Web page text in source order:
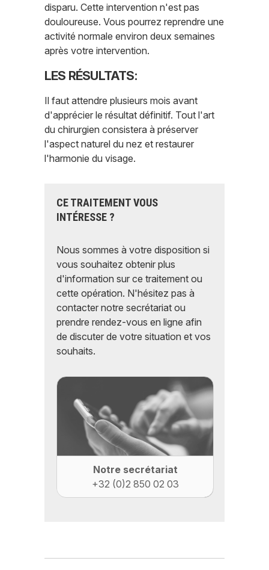
disparu. Cette intervention n'est pas
douloureuse. Vous pourrez reprendre une
activité normale environ deux semaines
après votre intervention.
LES RÉSULTATS:
Il faut attendre plusieurs mois avant
d'apprécier le résultat définitif. Tout l'art
du chirurgien consistera à préserver
l'aspect naturel du nez et restaurer
l'harmonie du visage.
CE TRAITEMENT VOUS
INTÉRESSE ?
Nous sommes à votre disposition si
vous souhaitez obtenir plus
d'information sur ce traitement ou
cette opération. N'hésitez pas à
contacter notre secrétariat ou
prendre rendez-vous en ligne afin
de discuter de votre situation et vos
souhaits.
Notre secrétariat
+32 (0)2 850 02 03